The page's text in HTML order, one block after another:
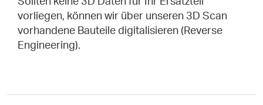
vorliegen, können wir über unseren 3D Scan
vorhandene Bauteile digitalisieren (Reverse
Engineering).